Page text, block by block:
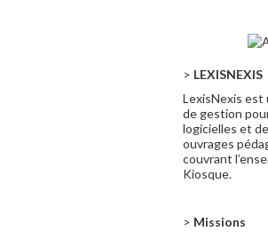
> LEXISNEXIS
LexisNexis est
de gestion
logicielles et
ouvrages
couvrant
Kiosque.
> Missions